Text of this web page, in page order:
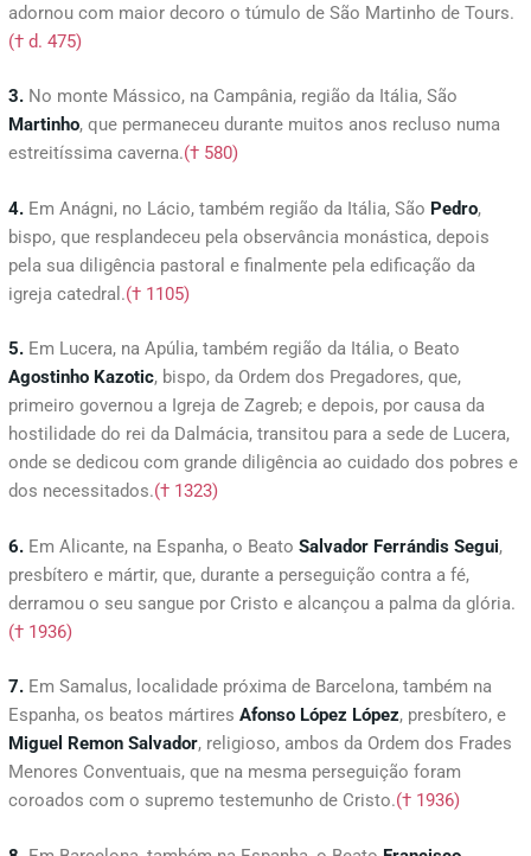
adornou com maior decoro o túmulo de São Martinho de Tours.
(† d. 475)
3. No monte Mássico, na Campânia, região da Itália, São
Martinho, que permaneceu durante muitos anos recluso numa
estreitíssima caverna.(† 580)
4. Em Anágni, no Lácio, também região da Itália, São Pedro,
bispo, que resplandeceu pela observância monástica, depois
pela sua diligência pastoral e finalmente pela edificação da
igreja catedral.(† 1105)
5. Em Lucera, na Apúlia, também região da Itália, o Beato
Agostinho Kazotic, bispo, da Ordem dos Pregadores, que,
primeiro governou a Igreja de Zagreb; e depois, por causa da
hostilidade do rei da Dalmácia, transitou para a sede de Lucera,
onde se dedicou com grande diligência ao cuidado dos pobres e
dos necessitados.(† 1323)
6. Em Alicante, na Espanha, o Beato Salvador Ferrándis Segui,
presbítero e mártir, que, durante a perseguição contra a fé,
derramou o seu sangue por Cristo e alcançou a palma da glória.
(† 1936)
7. Em Samalus, localidade próxima de Barcelona, também na
Espanha, os beatos mártires Afonso López López, presbítero, e
Miguel Remon Salvador, religioso, ambos da Ordem dos Frades
Menores Conventuais, que na mesma perseguição foram
coroados com o supremo testemunho de Cristo.(† 1936)